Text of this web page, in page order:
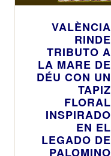
VALÈNCIA
RINDE
TRIBUTO A
LA MARE DE
DÉU CON UN
TAPIZ
FLORAL
INSPIRADO
EN EL
LEGADO DE
PALOMINO